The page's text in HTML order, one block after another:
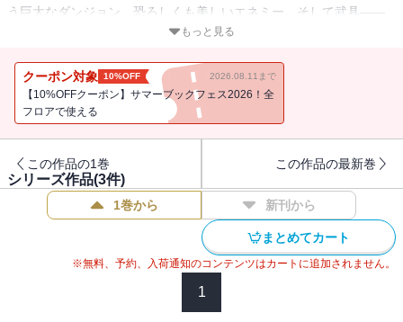
う巨大なダンジョン、恐ろしくも美しいエネミー、そして武具――
徹底的にこだわりぬかれたアートワークの数々が、狭間の地での記
は、プレイヤーの前に立ちふさがる脅威であるエネミー、さまざま
な武器のアートを掲載しているほか、巻末にはゲームに実装されて
いるアイテムイラストを多数収録しています。
もっと見る
クーポン対象 10%OFF 2026.08.11まで
【10%OFFクーポン】サマーブックフェス2026！全
フロアで使える
この作品の1巻 この作品の最新巻
シリーズ作品(3件)
1巻から 新刊から
まとめてカート
※無料、予約、入荷通知のコンテンツはカートに追加されません。
1